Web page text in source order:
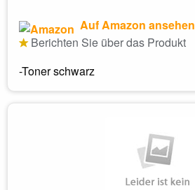
Auf Amazon ansehen
Berichten Sie über das Produkt
-Toner schwarz